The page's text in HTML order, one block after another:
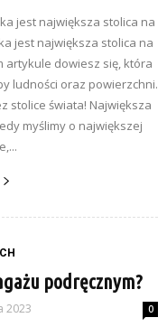
jest największa stolica na
jest największa stolica na
artykule dowiesz się, która
ludności oraz powierzchni.
stolice świata! Największa
myślimy o największej
podręcznym?
2023 0